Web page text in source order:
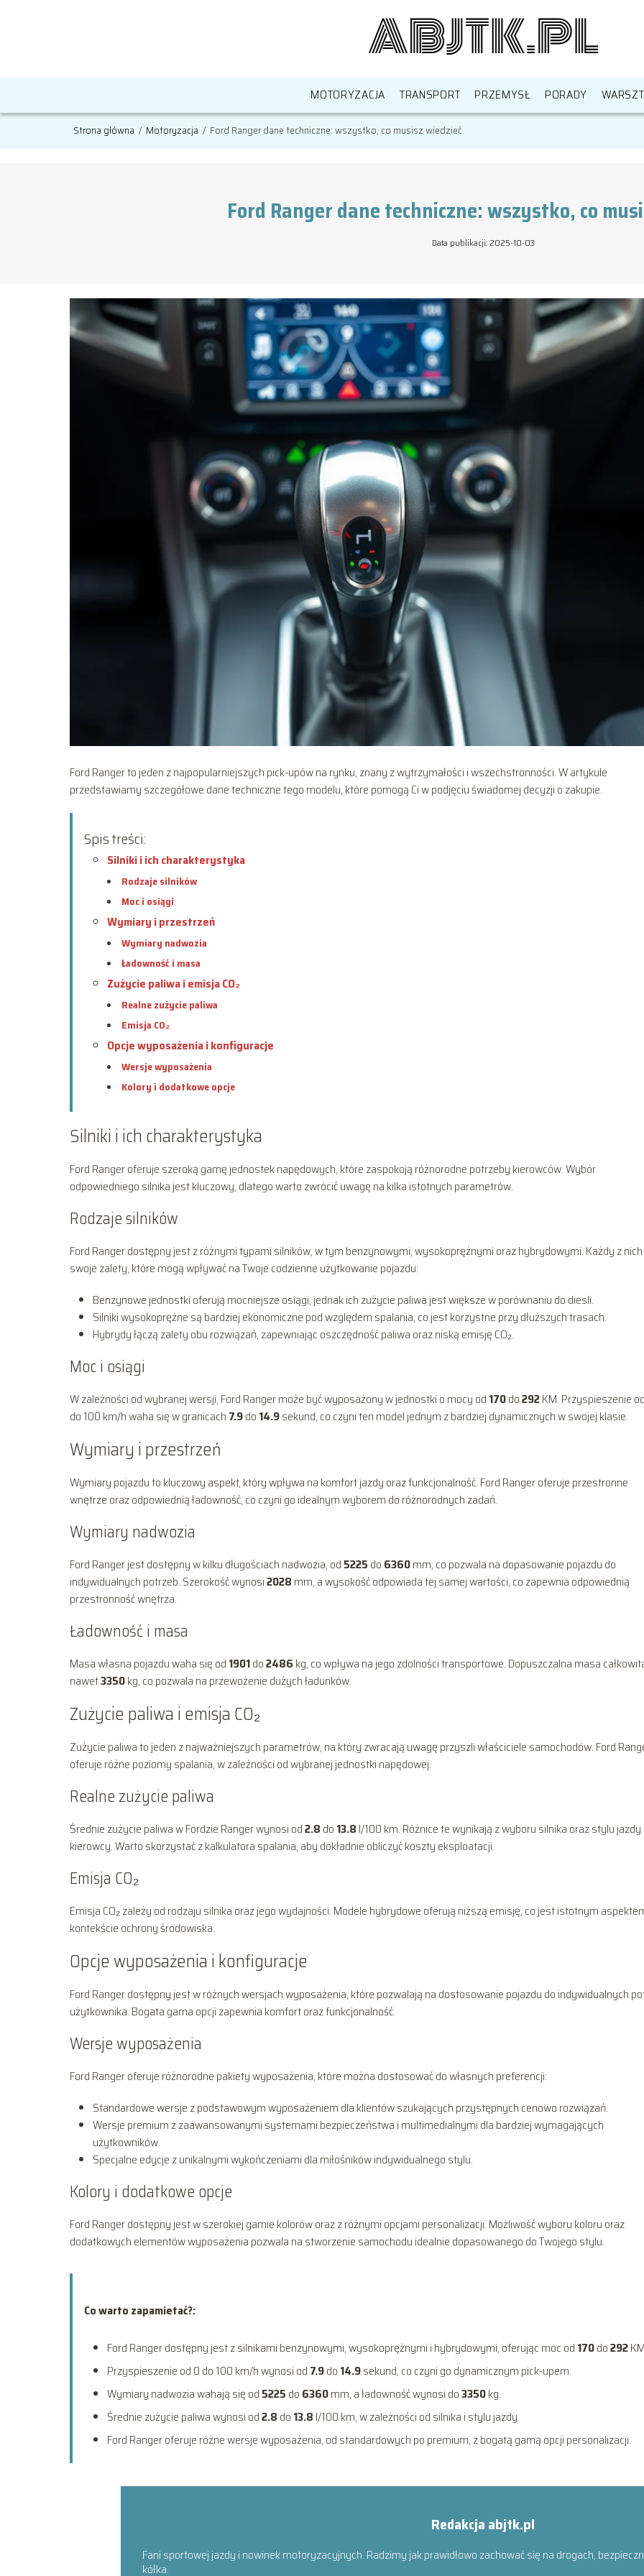
MOTORYZACJA TRANSPORT PRZEMYSŁ PORADY
Strona główna / Motoryzacja / Ford Ranger dane techniczne: wszystko, co musisz wiedzieć
Ford Ranger dane techniczne: wszystko, co
Data publikacji: 2025-10-03
Ford Ranger to jeden z najpopularniejszych pick-upów na rynku, znany z wytrzymałości i wszechstronności. W artykule
przedstawiamy szczegółowe dane techniczne tego modelu, które pomogą Ci w podjęciu świadomej decyzji o zakupie.
Spis treści:
Silniki i ich charakterystyka
Rodzaje silników
Moc i osiągi
Wymiary i przestrzeń
Wymiary nadwozia
Ładowność i masa
Zużycie paliwa i emisja CO₂
Realne zużycie paliwa
Emisja CO₂
Opcje wyposażenia i konfiguracje
Wersje wyposażenia
Kolory i dodatkowe opcje
Silniki i ich charakterystyka
Ford Ranger oferuje szeroką gamę jednostek napędowych, które zaspokoją różnorodne potrzeby kierowców. Wybór
odpowiedniego silnika jest kluczowy, dlatego warto zwrócić uwagę na kilka istotnych parametrów.
Rodzaje silników
Ford Ranger dostępny jest z różnymi typami silników, w tym benzynowymi, wysokoprężnymi oraz hybrydowymi. Każdy z
swoje zalety, które mogą wpływać na Twoje codzienne użytkowanie pojazdu:
Benzynowe jednostki oferują mocniejsze osiągi, jednak ich zużycie paliwa jest większe w porównaniu do diesli.
Silniki wysokoprężne są bardziej ekonomiczne pod względem spalania, co jest korzystne przy dłuższych trasach.
Hybrydy łączą zalety obu rozwiązań, zapewniając oszczędność paliwa oraz niską emisję CO₂.
Moc i osiągi
W zależności od wybranej wersji, Ford Ranger może być wyposażony w jednostki o mocy od 170do292KM. Przyspieszenie
do 100 km/h waha się w granicach 7.9do 14.9sekund, co czyni ten model jednym z bardziej dynamicznych w swojej klasie.
Wymiary i przestrzeń
Wymiary pojazdu to kluczowy aspekt, który wpływa na komfort jazdy oraz funkcjonalność. Ford Ranger oferuje przestronne
wnętrze oraz odpowiednią ładowność, co czyni go idealnym wyborem do różnorodnych zadań.
Wymiary nadwozia
Ford Ranger jest dostępny w kilku długościach nadwozia, od 5225 do 6360mm, co pozwala na dopasowanie pojazdu do
indywidualnych potrzeb. Szerokość wynosi2028 mm, a wysokość odpowiada tej samej wartości, co zapewnia odpowiednią
przestronność wnętrza.
Ładowność i masa
Masa własna pojazdu waha się od 1901do2486 kg, co wpływa na jego zdolności transportowe. Dopuszczalna masa
nawet3350kg, co pozwala na przewożenie dużych ładunków.
Zużycie paliwa i emisja CO₂
Zużycie paliwa to jeden z najważniejszych parametrów, na który zwracają uwagę przyszli właściciele samochodów. Ford
oferuje różne poziomy spalania, w zależności od wybranej jednostki napędowej.
Realne zużycie paliwa
Średnie zużycie paliwa w Fordzie Ranger wynosi od2.8 do 13.8 l/100 km. Różnice te wynikają z wyboru silnika oraz stylu jazdy
kierowcy. Warto skorzystać z kalkulatora spalania, aby dokładnie obliczyć koszty eksploatacji.
Emisja CO₂
Emisja CO₂ zależy od rodzaju silnika oraz jego wydajności. Modele hybrydowe oferują niższą emisję, co jest istotnym
kontekście ochrony środowiska.
Opcje wyposażenia i konfiguracje
Ford Ranger dostępny jest w różnych wersjach wyposażenia, które pozwalają na dostosowanie pojazdu do indywidualnych
użytkownika. Bogata gama opcji zapewnia komfort oraz funkcjonalność.
Wersje wyposażenia
Ford Ranger oferuje różnorodne pakiety wyposażenia, które można dostosować do własnych preferencji:
Standardowe wersje z podstawowym wyposażeniem dla klientów szukających przystępnych cenowo rozwiązań.
Wersje premium z zaawansowanymi systemami bezpieczeństwa i multimedialnymi dla bardziej wymagających
użytkowników.
Specjalne edycje z unikalnymi wykończeniami dla miłośników indywidualnego stylu.
Kolory i dodatkowe opcje
Ford Ranger dostępny jest w szerokiej gamie kolorów oraz z różnymi opcjami personalizacji. Możliwość wyboru koloru oraz
dodatkowych elementów wyposażenia pozwala na stworzenie samochodu idealnie dopasowanego do Twojego stylu.
Co warto zapamietać?:
Ford Ranger dostępny jest z silnikami benzynowymi, wysokoprężnymi i hybrydowymi, oferując moc od 170do292
Przyspieszenie od 0 do 100 km/h wynosi od 7.9do 14.9sekund, co czyni go dynamicznym pick-upem.
Wymiary nadwozia wahają się od 5225 do 6360mm, a ładowność wynosi do3350kg.
Średnie zużycie paliwa wynosi od2.8 do 13.8 l/100 km, w zależności od silnika i stylu jazdy.
Ford Ranger oferuje różne wersje wyposażenia, od standardowych po premium, z bogatą gamą opcji personalizacji.
Redakcja abjtk.pl
Fani sportowej jazdy i nowinek motoryzacyjnych. Radzimy jak prawidłowo zachować się na drogach,
kółka.